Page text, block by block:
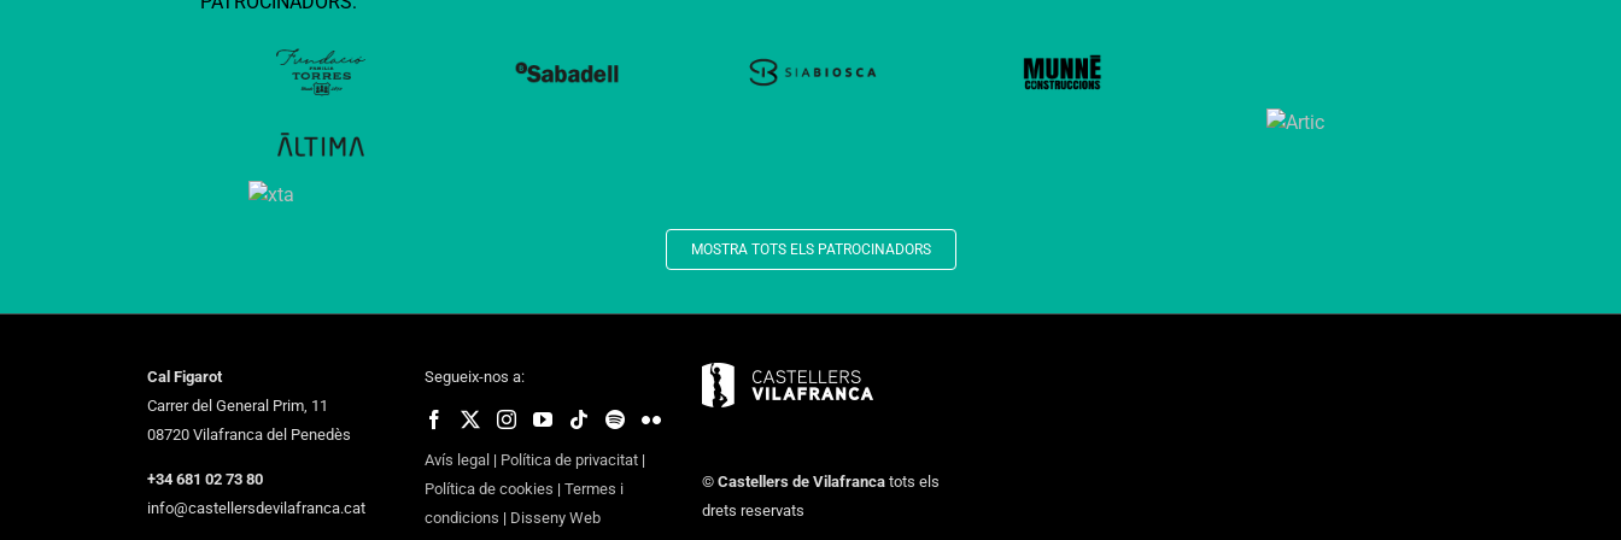
MOSTRA TOTS ELS PATROCINADORS
Cal Figarot
Carrer del General Prim, 11
08720 Vilafranca del Penedès
+34 681 02 73 80
info@castellersdevilafranca.cat
Segueix-nos a:
Avís legal | Política de privacitat |
Política de cookies | Termes i
condicions | Disseny Web
© Castellers de Vilafranca tots els
drets reservats